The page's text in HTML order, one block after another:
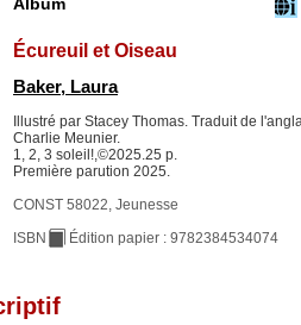
Écureuil et Oiseau
Baker, Laura
Illustré par Stacey Thomas. Traduit de
Charlie Meunier.
1, 2, 3 soleil!,©2025.25 p.
Première parution 2025.
CONST 58022, Jeunesse
ISBN Édition papier : 9782384534074